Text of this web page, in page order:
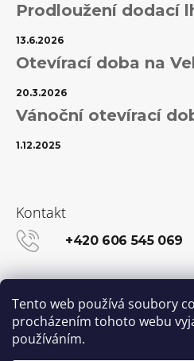
Tento web používá soubory
procházením tohoto webu
používáním.
Prodloužení dodací
13.6.2026
Otevírací doba na
20.3.2026
Vánoční otevírací
1.12.2025
Kontakt
+420 606 545 069